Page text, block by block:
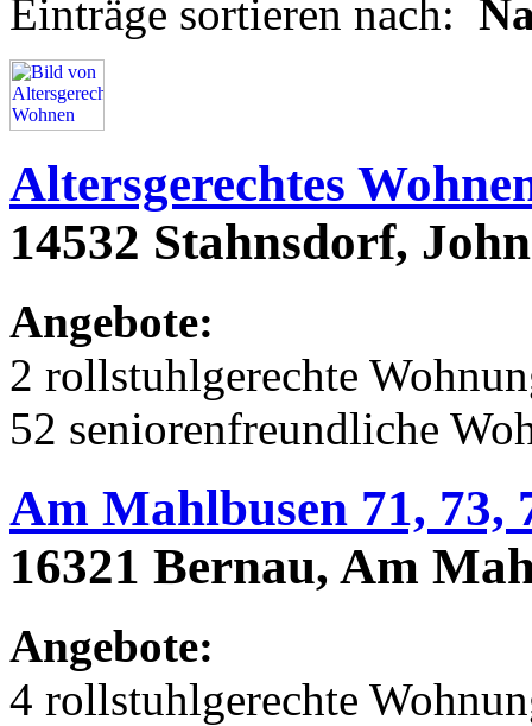
Einträge sortieren nach:
Altersgerechtes
14532 Stahnsdorf,
Angebote:
2 rollstuhlgerechte
52 seniorenfreundliche
Am Mahlbusen 71, 73,
16321 Bernau, Am
Angebote:
4 rollstuhlgerechte